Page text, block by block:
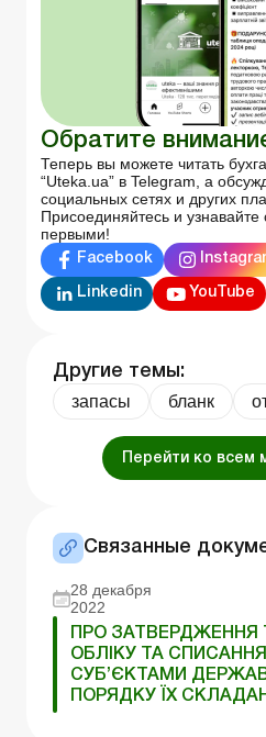
Обратите
Теперь вы можете читать
“Uteka.ua” в Telegram, а
социальных сетях и других
Присоединяйтесь и
первыми!
Facebook
Linkedin YouTube
Другие темы:
запасы бланк
Перейти ко всем
Связанные
28 декабря
2022
ПРО
ОБЛІКУ ТА
СУБ’ЄКТАМИ
ПОРЯДКУ ЇХ